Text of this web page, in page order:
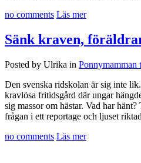
no comments Läs mer
Sänk kraven,
Posted by Ulrika in Ponnymamman
Den svenska ridskolan är sig inte
kravlösa fritidsgård där ungar
sig massor om hästar. Vad har
frågan i ett reportage och ljuset
no comments Läs mer